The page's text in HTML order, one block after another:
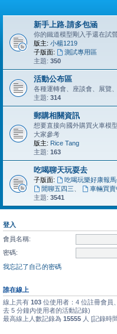
新手上路.請多包涵
你的鐵道模型剛入手還在試
版主: 小楊1219
子版面:
測試專用區
主題: 350
活動公布區
各種運轉會、座談會、展覽
主題: 314
郵購相關資訊
想要直接向國外購買火車模
大家參考
版主: Rice Tang
主題: 163
吃喝聊天玩耍去
子版面: 吃喝玩樂好康報
閒聊五四三
車輛買賣
主題: 3541
登入
會員名稱:
密碼:
我忘記了自己的密碼
誰在線上
線上共有 103 位使用者：4 位註冊會員
去 5 分鐘內使用者的活動記錄)
最高線上人數記錄為 15555 人 [記錄時